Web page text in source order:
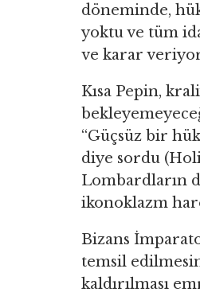
döneminde,
yoktu ve tüm
ve karar
Kısa Pepin,
“Güçsüz bir
diye sordu
Lombardların
ikonoklazm
Bizans
temsil
kaldırılması